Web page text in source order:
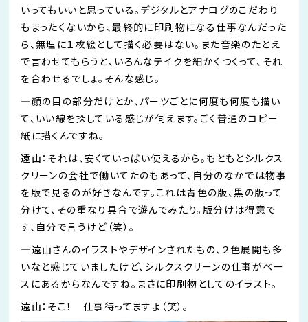
いってもいいと思っている。デジタルとアナログのこだわり
もまったくないから、最終的に印刷物になる仕事なんだった
ら、無理に１枚絵と して描く必要はない。また音楽のたとえ
で言わせてもらうと、いろんなテイクを細かくつくって、それ
を合わせるでしょ。そんな感じ。
―顔の目の部分だけとか、パーツごとに何度も何度も描い
て、いい線を探している感じが伺えます。ごく普通のコピー
紙に描く んですね。
遠山：それは、安くていっぱい使えるから。もともとシルクス
クリーンの会社で働いてたのも あって、自分のなかでは物事
を版で見るのが好きなんです。これは青色の版、黒の版って
分けて、その重なり具合で遊んでみたり。版分けは得意で
す、自分で言うけど（笑）。
―遠山さんのイラストやデザインされたもの、２色展開も多
いなと感じていましたけど、シルクスクリーンの仕事がベー
スにあるから なんですね。まさに印刷物としてのイラスト。
遠山：そこ！ 仕事待ってますよ（笑）。